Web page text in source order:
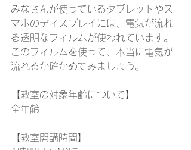
みなさんが使っているタブレットやス
マホのディスプレイには、電気が流れ
る透明なフィルムが使われています。
このフィルムを使って、本当に電気が
流れるか確かめてみましょう。
【教室の対象年齢について】
全年齢
【教室開講時間】